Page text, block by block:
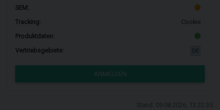
SEM:
Tracking:
Cookie
Produktdaten:
Vertriebsgebiete:
ANMELDEN